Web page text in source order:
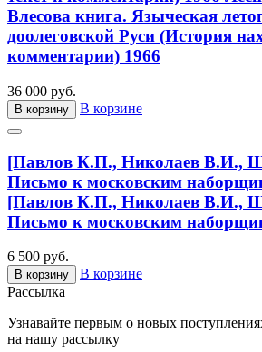
Влесова книга. Языческая
доолеговской Руси (История
комментарии) 1966
36 000 руб.
В корзину В корзине
[Павлов К.П., Николаев В.И.,
Письмо к московским
[Павлов К.П., Николаев В.И.,
Письмо к московским
6 500 руб.
В корзину
В корзине
Рассылка
Узнавайте первым о новых
на нашу рассылку